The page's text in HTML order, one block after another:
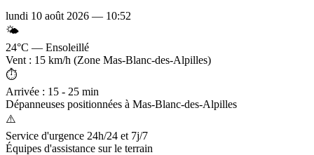
lundi 10 août 2026 — 10:52
🌤️
24°C — Ensoleillé
Vent : 15 km/h (Zone Mas-Blanc-des-Alpilles)
⏱️
Arrivée : 15 - 25 min
Dépanneuses positionnées à Mas-Blanc-des-Alpilles
⚠️
Service d'urgence 24h/24 et 7j/7
Équipes d'assistance sur le terrain